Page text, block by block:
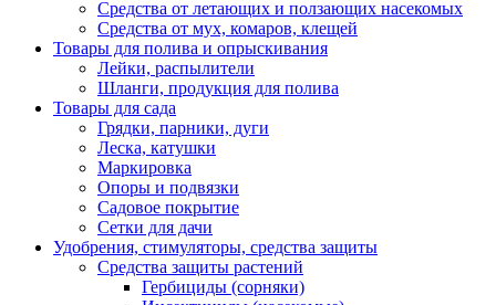
Средства от летающих и ползающих насекомых
Средства от мух, комаров, клещей
Товары для полива и опрыскивания
Лейки, распылители
Шланги, продукция для полива
Товары для сада
Грядки, парники, дуги
Леска, катушки
Маркировка
Опоры и подвязки
Садовое покрытие
Сетки для дачи
Удобрения, стимуляторы, средства защиты
Средства защиты растений
Гербициды (сорняки)